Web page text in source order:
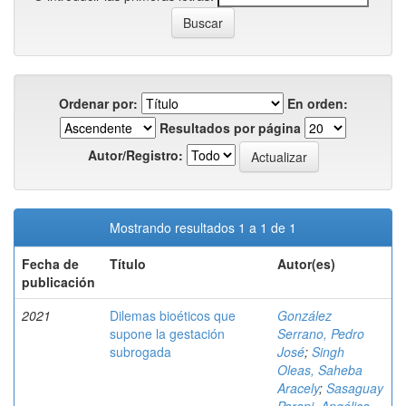
Ordenar por:
En orden:
Resultados por página
Autor/Registro:
Mostrando resultados 1 a 1 de 1
Fecha de
publicación
Título Autor(es)
2021
Dilemas bioéticos que
supone la gestación
subrogada
González
Serrano, Pedro
José; Singh
Oleas, Saheba
Aracely; Sasaguay